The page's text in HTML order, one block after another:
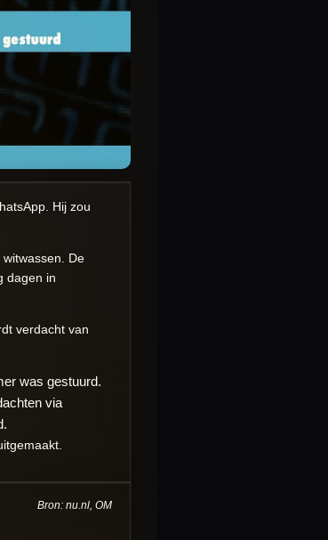
Hij zou
witwassen. De
dagen in
verdacht van
was gestuurd.
via
Bron: nu.nl, OM